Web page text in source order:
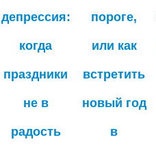
депрессия:
когда
праздники
не в
радость
пороге,
или как
встретить
новый год
в